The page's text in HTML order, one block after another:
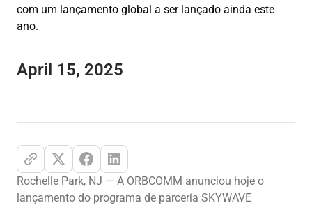
com um lançamento global a ser lançado ainda este
ano.
April 15, 2025
Rochelle Park, NJ — A ORBCOMM anunciou hoje o
lançamento do programa de parceria SKYWAVE